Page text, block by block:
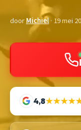
doorMichiel· 19 mei
4,8